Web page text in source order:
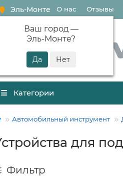
Эль-Монте
Ваш город —
Эль-Монте?
О нас Отзывы
Категории
Автомобильный инструмент
для
Фильтр